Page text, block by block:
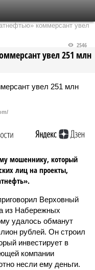
коммерсант увел
увел 251 млн
2546
мошеннику, который
лиц на проекты,
Верховный
из Набережных
удалось обманут
рублей. Он строил
инвестирует в
компании
несли ему деньги.